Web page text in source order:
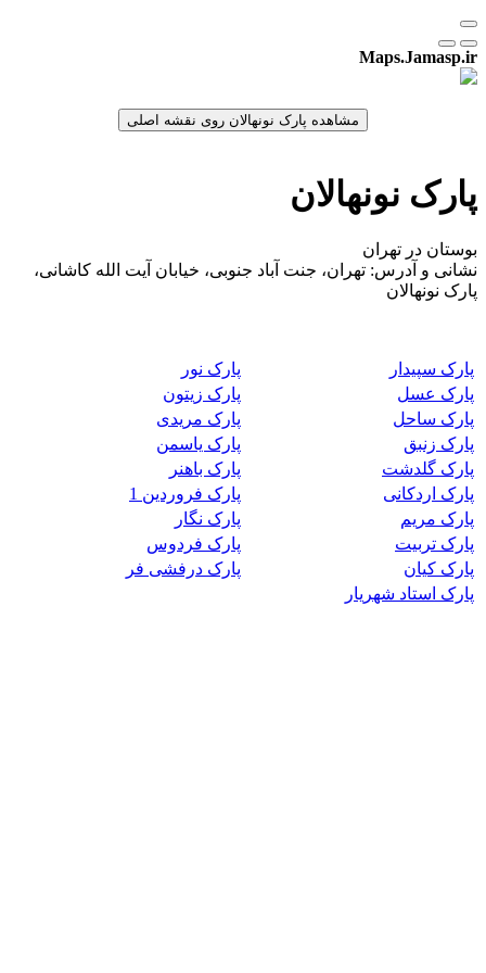
Maps.Jamasp.ir
پارک نونهالان
بوستان در تهران
نشانی و آدرس: تهران، جنت آباد جنوبی، خیابان آیت الله کاشانی،
پارک نونهالان
پارک سپیدار
پارک نور
پارک عسل
پارک زیتون
پارک ساحل
پارک مریدی
پارک زنبق
پارک یاسمن
پارک گلدشت
پارک باهنر
پارک اردکانی
پارک فروردین 1
پارک مریم
پارک نگار
پارک تربیت
پارک فردوس
پارک کیان
پارک درفشی فر
پارک استاد شهریار